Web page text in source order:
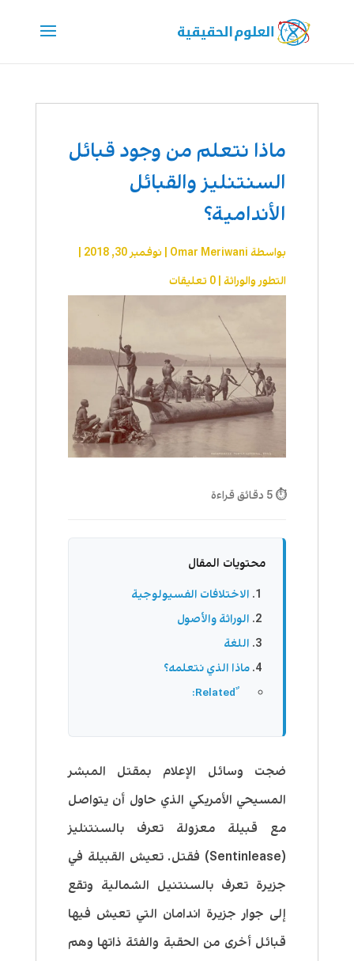
ماذا نتعلم من وجود قبائل
السنتنليز والقبائل
الأندامية؟
بواسطة Omar Meriwani نوفمبر 30, 2018
التطور والوراثة| 0 تعليقات
⏱ 5 دقائق قراءة
محتويات المقال
الاختلافات الفسيولوجية
الوراثة والأصول
اللغة
ماذا الذي نتعلمه؟
ٌRelated:
ضجت وسائل الإعلام بمقتل المبشر
المسيحي الأمريكي الذي حاول أن يتواصل
مع قبيلة معزولة تعرف بالسنتنليز
(Sentinlease) فقتل. تعيش القبيلة في
جزيرة تعرف بالسنتنيل الشمالية وتقع
إلى جوار جزيرة اندامان التي تعيش فيها
قبائل أخرى من الحقبة والفئة ذاتها وهم